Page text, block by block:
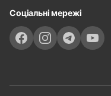
Соціальні мережі